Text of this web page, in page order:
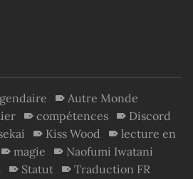
Autre Monde
compétences
Discord
Kiss Wood
lecture en
magie
Naofumi Iwatani
Statut
Traduction FR